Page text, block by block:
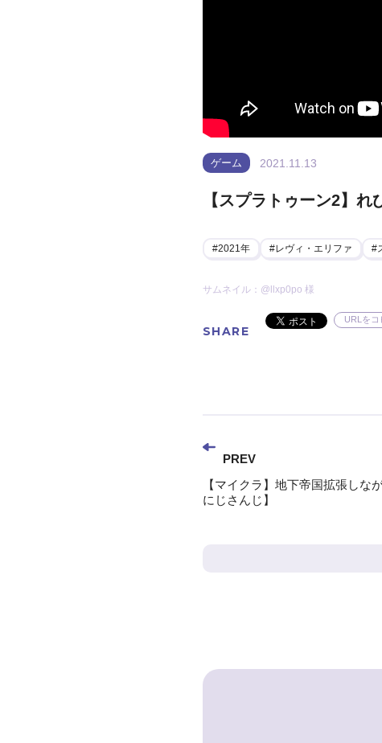
ゲーム 2021.11.13
【スプラトゥーン2】れ
2021年 レヴィ・エリファ
サムネイル：@llxp0po 様
SHARE
URLをコ
PREV
【マイクラ】地下帝国拡張しな
にじさんじ】